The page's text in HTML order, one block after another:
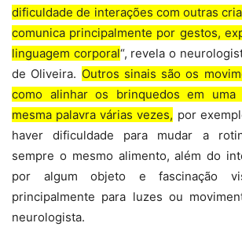
dificuldade de interações com outras
comunica principalmente por gestos,
linguagem corporal“, revela o
de Oliveira. Outros sinais são os
como alinhar os brinquedos em
mesma palavra várias vezes, por
haver dificuldade para mudar a
sempre o mesmo alimento, além do
por algum objeto e fascinação
principalmente para luzes ou
neurologista.